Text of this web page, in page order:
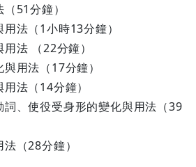
51分鐘）
法（1小時13分鐘）
法 （22分鐘）
用法（17分鐘）
法（14分鐘）
、使役受身形的變化與用法（39
（28分鐘）